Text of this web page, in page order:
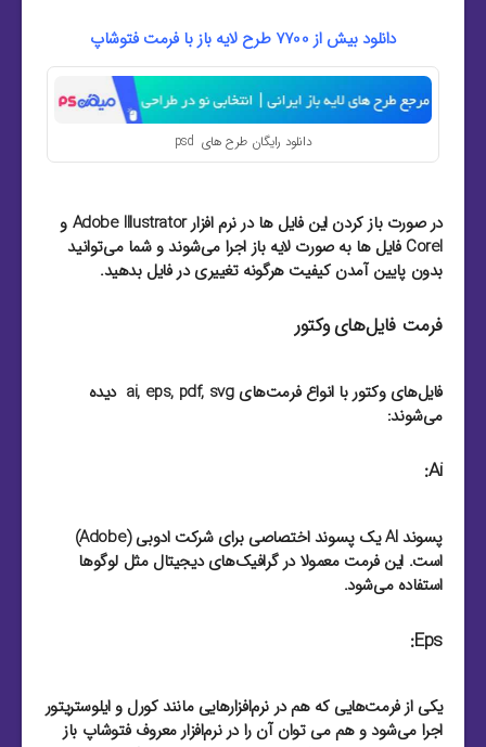
دانلود بیش از 7700 طرح لایه باز با فرمت فتوشاپ
دانلود رایگان طرح های psd
در صورت باز کردن این فایل ها در نرم افزار Adobe Illustrator و
Corel فایل ها به صورت لایه باز اجرا می‌شوند و شما می‌توانید
بدون پایین آمدن کیفیت هرگونه تغییری در فایل بدهید.
فرمت فایل‌های وکتور
فایل‌های وکتور با انواع فرمت‌های ai, eps, pdf, svg دیده
می‌شوند:
Ai:
پسوند AI یک پسوند اختصاصی برای شرکت ادوبی (Adobe)
است. این فرمت معمولا در گرافیک‌های دیجیتال مثل لوگو‌ها
استفاده می‌شود.
Eps:
یکی از فرمت‌هایی که هم در نرم‌افزار‌هایی مانند کورل و ایلوستریتور
اجرا می‌شود و هم می توان آن را در نرم‌افزار معروف فتوشاپ باز